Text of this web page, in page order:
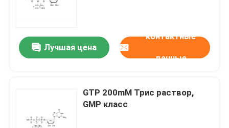
Новости
Фосфорамидиты
Лучшая цена
контактные
данные
GTP 200mM Трис раствор,
GMP класс